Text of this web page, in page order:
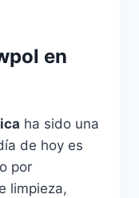
en
ha sido una
de hoy es
por
limpieza,